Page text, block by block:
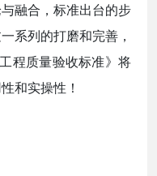
融合，标准出台的步
系列的打磨和完善，
程质量验收标准》将
和实操性！